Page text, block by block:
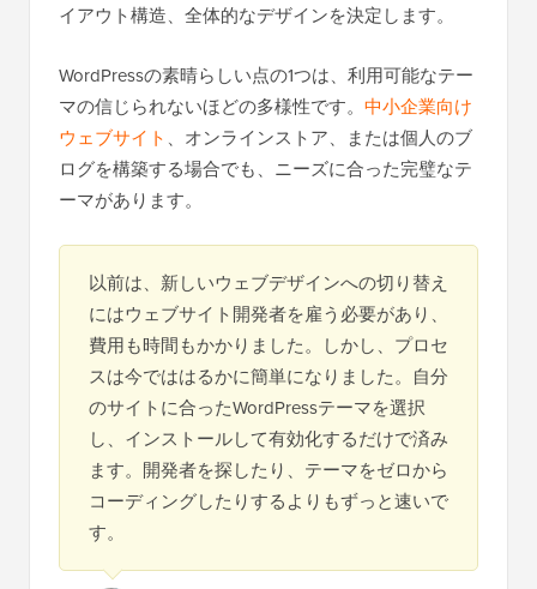
イアウト構造、全体的なデザインを決定します。
WordPressの素晴らしい点の1つは、利用可能なテー
マの信じられないほどの多様性です。 中小企業向け
ウェブサイト 、オンラインストア、または個人のブ
ログを構築する場合でも、ニーズに合った完璧なテ
ーマがあります。
以前は、新しいウェブデザインへの切り替え
にはウェブサイト開発者を雇う必要があり、
費用も時間もかかりました。しかし、プロセ
スは今でははるかに簡単になりました。自分
のサイトに合ったWordPressテーマを選択
し、インストールして有効化するだけで済み
ます。開発者を探したり、テーマをゼロから
コーディングしたりするよりもずっと速いで
す。